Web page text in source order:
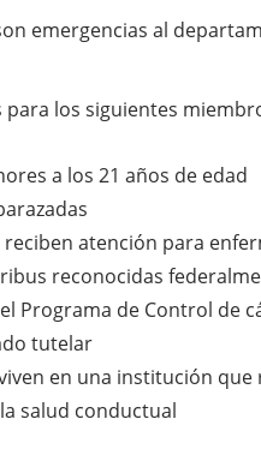
emergencias al
para los siguientes
a los 21 años de edad
atención para
reconocidas
Programa de Control de
tutelar
en una institución
salud conductual